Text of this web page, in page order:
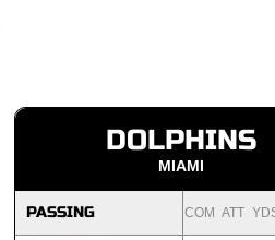
DOLPHINS
MIAMI
PASSING COM ATT